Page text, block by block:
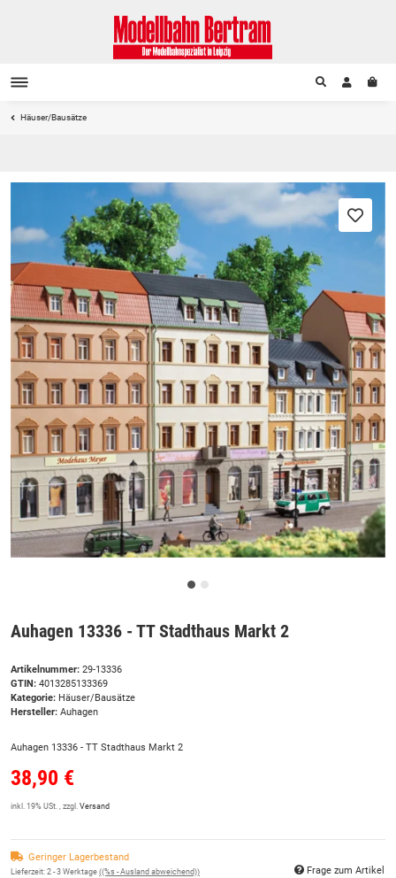
Häuser/Bausätze
Auhagen 13336 - TT Stadthaus Markt 2
Artikelnummer: 29-13336
GTIN: 4013285133369
Kategorie: Häuser/Bausätze
Hersteller: Auhagen
Auhagen 13336 - TT Stadthaus Markt 2
38,90 €
inkl. 19% USt. , zzgl. Versand
Geringer Lagerbestand
Lieferzeit: 2 - 3 Werktage ((%s - Ausland abweichend)) Frage zum Artikel